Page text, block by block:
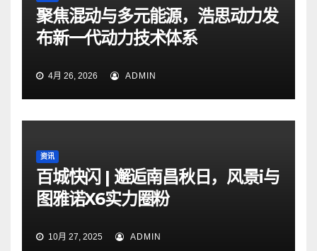
聚焦混动与多元能源，浩思动力发
布新一代动力技术体系
4月 26, 2026 ADMIN
资讯
百城快闪 | 邂逅南昌秋日，风景i与
图雅诺X6实力圈粉
10月 27, 2025 ADMIN